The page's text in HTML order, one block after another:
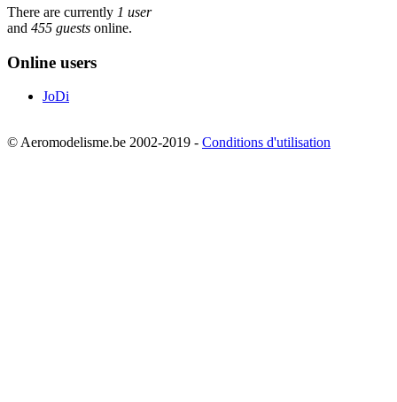
There are currently 1 user
and 455 guests online.
Online users
JoDi
© Aeromodelisme.be 2002-2019 - Conditions d'utilisation